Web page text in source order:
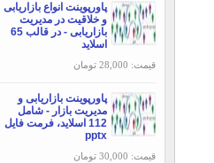
پاورپوینت انواع بازاریابی
و خلاقیت در مدیریت
بازاریابی - در قالب 65
اسلاید
قیمت: 28,000 تومان
پاورپوینت بازاریابی و
مدیریت بازار - شامل
112 اسلاید، فرمت فایل
pptx
قیمت: 30,000 تومان